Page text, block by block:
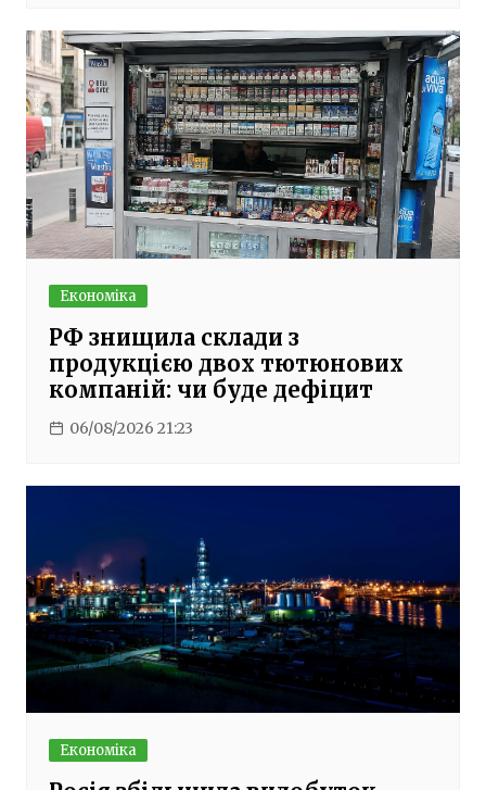
Економіка
РФ знищила склади з
продукцією двох тютюнових
компаній: чи буде дефіцит
06/08/2026 21:23
Економіка